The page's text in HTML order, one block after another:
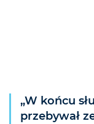
„W końcu
przebywał